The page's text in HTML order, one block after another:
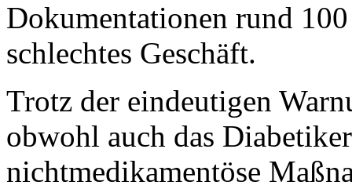
Dokumentationen rund
schlechtes Geschäft.
Trotz der eindeutigen
obwohl auch das
nichtmedikamentöse